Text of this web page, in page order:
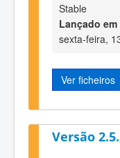
Stable
Lançado em
sexta-feira,
Ver ficheiros
Versão